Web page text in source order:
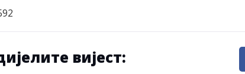
вијест: